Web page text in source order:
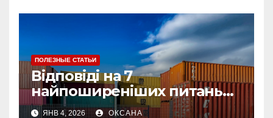
ПОЛЕЗНЫЕ СТАТЬИ
Відповіді на 7
найпоширеніших питань
про страхування вантажу
ЯНВ 4, 2026 ОКСАНА